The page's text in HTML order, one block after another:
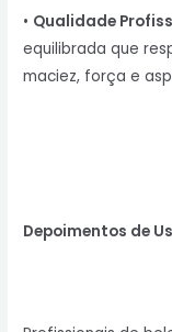
• Qualidade
equilibrada que
maciez, força e
Depoimentos de